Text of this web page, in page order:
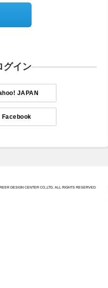
グイン
JAPAN
Facebook
DESIGN CENTER CO.,LTD. ALL RIGHTS RESERVED